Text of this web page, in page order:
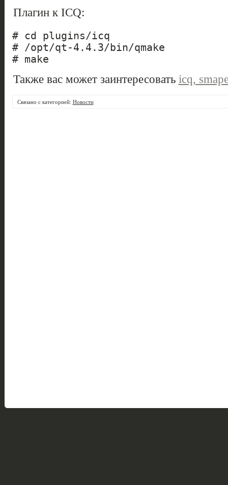
Плагин к ICQ:
# cd plugins/icq
# /opt/qt-4.4.3/bin/qmake
# make
Также вас может заинтересовать icq,
Связано с категорией: Новости